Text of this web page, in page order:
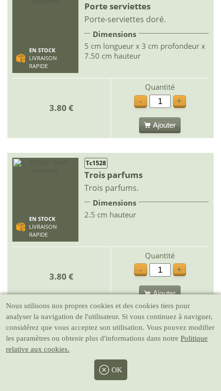
EN STOCK
LIVRAISON
RAPIDE
Porte serviettes
Porte-serviettes doré.
Dimensions
5 cm longueur x 3 cm profondeur x
7.50 cm hauteur
3.80 €
Quantité
-
+
Ajouter
EN STOCK
LIVRAISON
RAPIDE
Tc1528
Trois parfums
Trois parfums.
Dimensions
2.5 cm hauteur
3.80 €
Quantité
-
+
Ajouter
Tc0812
Miroir de salle de bain
Dimensions
4.5 cm longueur x 6 cm hauteur
Nous utilisons nos propres cookies et des cookies tiers pour
analyser la navigation de l'utilisateur. Si vous continuez à naviguer,
considérez que vous acceptez son utilisation. Vous pouvez modifier
les paramètres ou obtenir plus d'informations dans notre Politique
relative aux cookies.
OK